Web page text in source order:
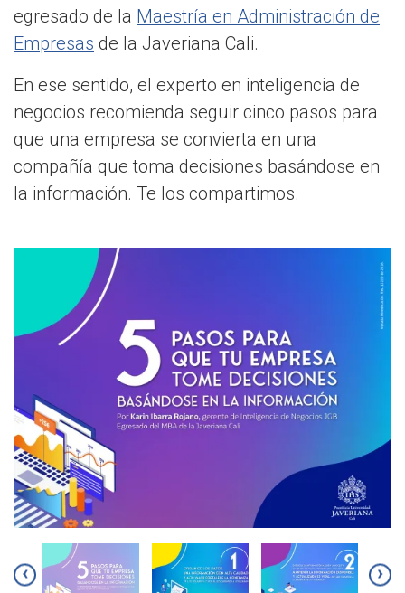
egresado de la Maestría en Administración de
Empresas de la Javeriana Cali.
En ese sentido, el experto en inteligencia de
negocios recomienda seguir cinco pasos para
que una empresa se convierta en una
compañía que toma decisiones basándose en
la información. Te los compartimos.
‹ ›